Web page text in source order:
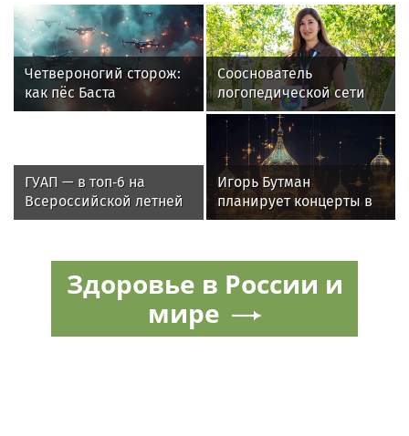
Четвероногий сторож:
как пёс Баста
предупреждает бойцов
Сооснователь
логопедической сети
«Разноцветные
цыплята» выступила на
VK Fest
ГУАП — в топ‑6 на
Всероссийской летней
Универсиаде по
ориентированию
Игорь Бутман
планирует концерты в
Бразилии и Никарагуа
Здоровье в России и
мире